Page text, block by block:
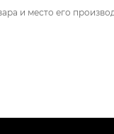
и место его